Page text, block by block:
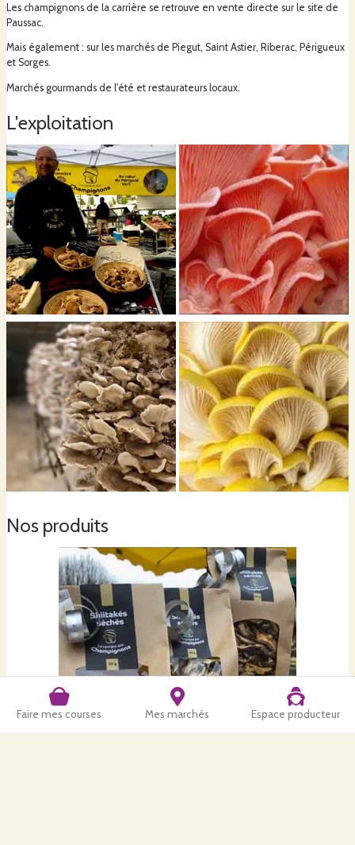
Faire mes courses Mes marchés Espace producteur
Les champignons de la carrière se retrouve en vente directe sur le site de
Paussac.
Mais également : sur les marchés de Piegut, Saint Astier, Riberac, Périgueux
et Sorges.
Marchés gourmands de l'été et restaurateurs locaux.
L'exploitation
Nos produits